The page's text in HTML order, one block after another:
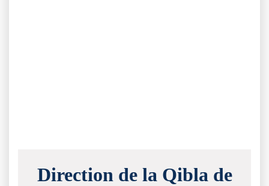
Direction de la Qibla de